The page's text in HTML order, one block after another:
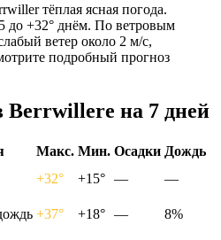
тёплая ясная погода.
до +32° днём. По ветровым
ветер около 2 м/с,
подробный прогноз
Berrwillerе на 7 дней
Макс. Мин. Осадки Дождь
+32° +15° —
—
+37° +18° —
8%